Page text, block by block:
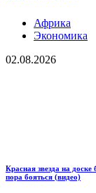
Африка
Экономика
02.08.2026
Красная звезда на
пора бояться (видео)